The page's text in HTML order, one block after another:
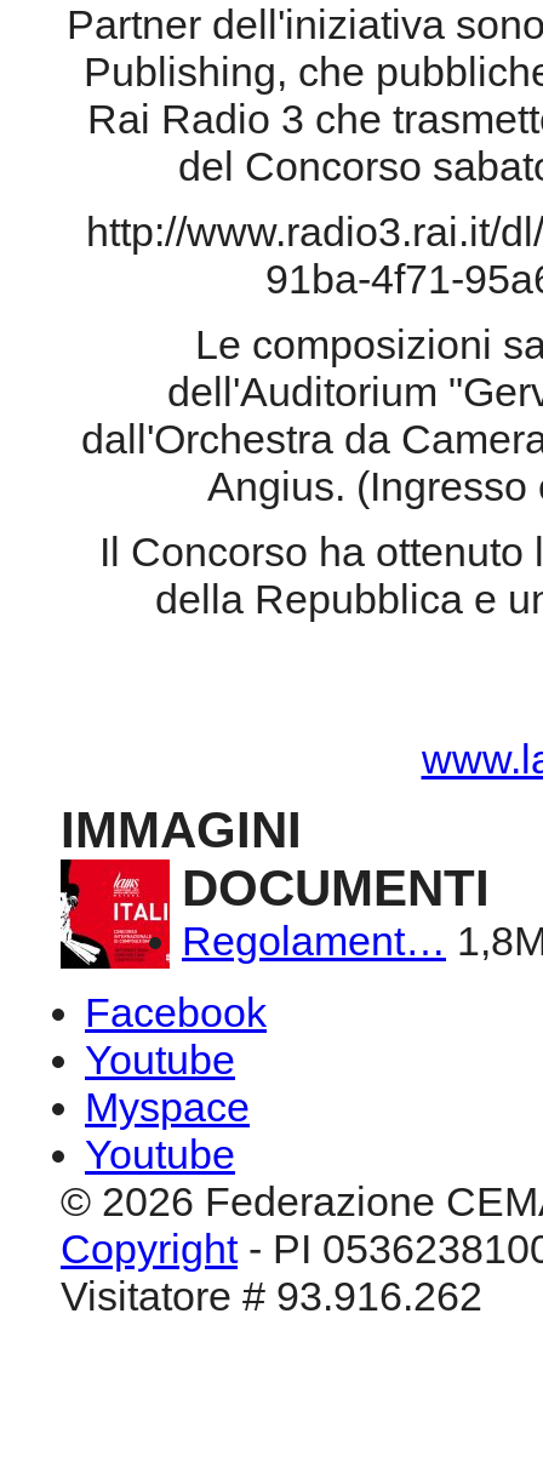
Partner dell'iniziativa
Publishing, che
Rai Radio 3 che
del Concorso
http://www.radio3.rai.it/
91ba-4f71-
Le composizioni
dell'Auditorium
dall'Orchestra da
Angius. (Ingresso
Il Concorso ha ottenuto
della Repubblica e
IMMAGINI
DOCUMENTI
Regolament…
Facebook
Youtube
Myspace
Youtube
© 2026 Federazione
Copyright- PI
Visitatore # 93.916.262